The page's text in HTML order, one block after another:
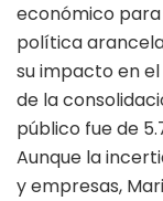
económico
política
su impacto en
de la
público fue de
Aunque la
y empresas,